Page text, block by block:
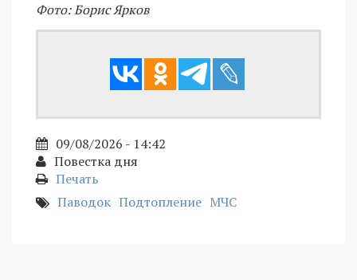
Фото: Борис Ярков
09/08/2026 - 14:42
Повестка дня
Печать
Паводок Подтопление МЧС